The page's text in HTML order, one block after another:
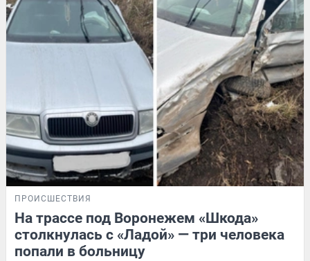
ПРОИСШЕСТВИЯ
На трассе под Воронежем «Шкода»
столкнулась с «Ладой» — три человека
попали в больницу